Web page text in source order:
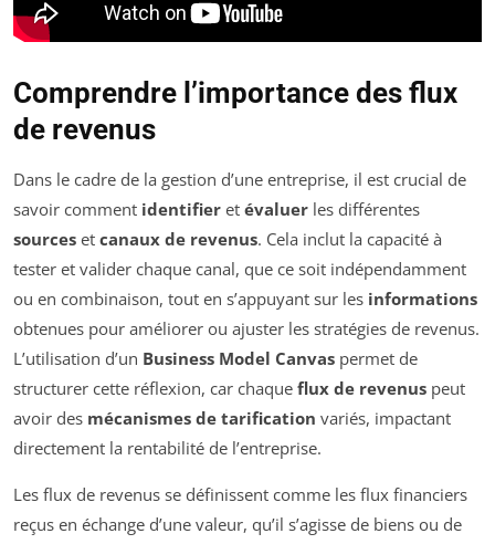
Comprendre l’importance des flux
de revenus
Dans le cadre de la gestion d’une entreprise, il est crucial de
savoir comment identifier et évaluer les différentes
sources et canaux de revenus. Cela inclut la capacité à
tester et valider chaque canal, que ce soit indépendamment
ou en combinaison, tout en s’appuyant sur les informations
obtenues pour améliorer ou ajuster les stratégies de revenus.
L’utilisation d’un Business Model Canvas permet de
structurer cette réflexion, car chaque flux de revenus peut
avoir des mécanismes de tarification variés, impactant
directement la rentabilité de l’entreprise.
Les flux de revenus se définissent comme les flux financiers
reçus en échange d’une valeur, qu’il s’agisse de biens ou de